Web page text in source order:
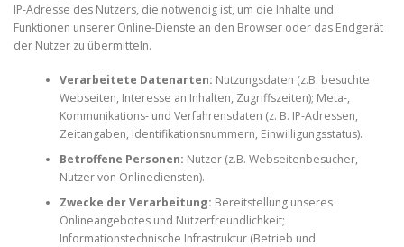
IP-Adresse des Nutzers, die notwendig ist, um die Inhalte und
Funktionen unserer Online-Dienste an den Browser oder das Endgerät
der Nutzer zu übermitteln.
Verarbeitete Datenarten: Nutzungsdaten (z.B. besuchte
Webseiten, Interesse an Inhalten, Zugriffszeiten); Meta-,
Kommunikations- und Verfahrensdaten (z. B. IP-Adressen,
Zeitangaben, Identifikationsnummern, Einwilligungsstatus).
Betroffene Personen: Nutzer (z.B. Webseitenbesucher,
Nutzer von Onlinediensten).
Zwecke der Verarbeitung: Bereitstellung unseres
Onlineangebotes und Nutzerfreundlichkeit;
Informationstechnische Infrastruktur (Betrieb und